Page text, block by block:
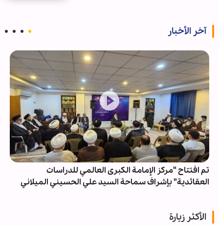
آخر الأخبار
تم افتتاح “مرکز الإمامة الکبری العالمي للدراسات
العقائدية” بإشراف سماحة السيد علي الحسيني الميلاني
الأكثر زيارة